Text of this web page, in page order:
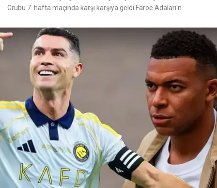
Grubu 7. hafta maçında karşı karşıya geldi.Faroe Adaları'n